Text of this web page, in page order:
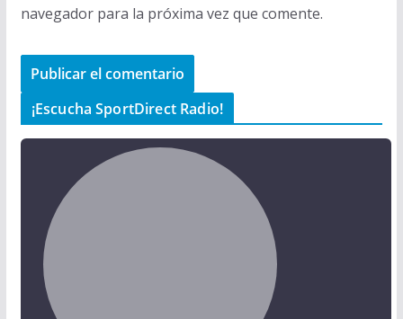
navegador para la próxima vez que comente.
¡Escucha SportDirect Radio!